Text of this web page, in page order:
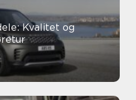
Kvalitet og